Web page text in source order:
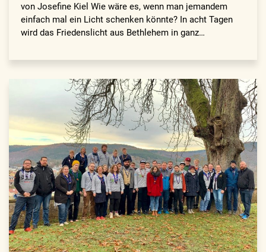
von Josefine Kiel Wie wäre es, wenn man jemandem
einfach mal ein Licht schenken könnte? In acht Tagen
wird das Friedenslicht aus Bethlehem in ganz…